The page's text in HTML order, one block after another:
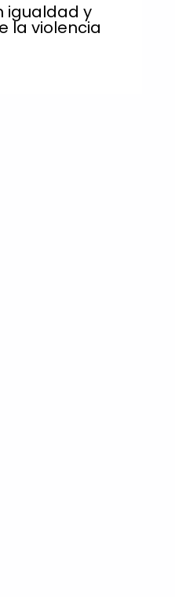
igualdad y
la violencia